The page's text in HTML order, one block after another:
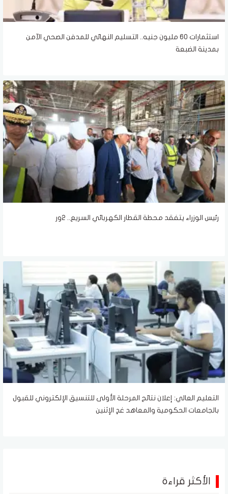
استثمارات 60 مليون جنيه.. التسليم النهائي للمدفن الصحي الآمن
بمدينة الضبعة
رئيس الوزراء يتفقد محطة القطار الكهربائي السريع.. 2ور
التعليم العالي: إعلان نتائج المرحلة الأولى للتنسيق الإلكتروني للقبول
بالجامعات الحكومية والمعاهد غدٍ الإثنين
الأكثر قراءة